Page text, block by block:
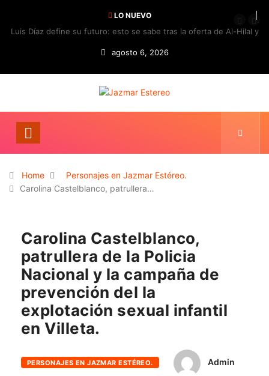
LO NUEVO
Luis Díaz define su futuro: esto se sabe tras la oferta de Al-Hilal y
la respuesta del Bayern
agosto 6, 2026
Home
Personajes en Jazmar Estéreo.
Carolina Castelblanco, patrullera…
Carolina Castelblanco,
patrullera de la Policia
Nacional y la campaña de
prevención del la
explotación sexual infantil
en Villeta.
PERSONAJES EN JAZMAR ESTÉREO. Admin